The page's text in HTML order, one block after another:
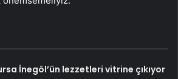
İnegöl’ün lezzetleri vitrine çıkıyor